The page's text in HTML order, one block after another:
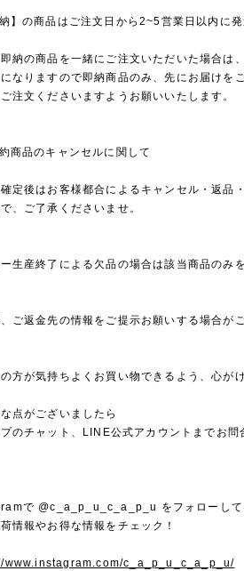
】の商品はご注文日から2~5営業日以内に発
納の商品を一緒にご注文いただいた場合は
なりますので即納商品のみ、先にお届けを
注文くださいますようお願いいたします。
商品のキャンセルに関して
定後はお客様都合によるキャンセル・返品
、ご了承くださいませ。
生産終了による欠品の場合は該当商品のみ
ご返金先の情報をご提示お願いする場合が
方が気持ちよくお買い物できるよう、心が
点がございましたら
のチャット、LINE公式アカウントまでお問
で @c_a_p_u_c_a_p_u をフォローして
情報やお得な情報をチェック！
www.instagram.com/c_a_p_u_c_a_p_u/